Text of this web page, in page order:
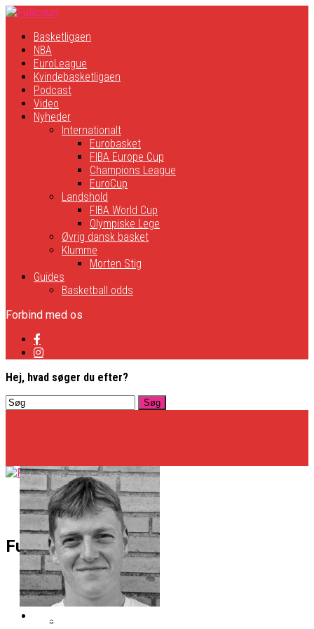
Basketligaen
NBA
EuroLeague
Kvindebasketligaen
Podcast
Video
Nyheder
Internationalt
Eurobasket
FIBA Europe Cup
Champions League
EuroCup
Landshold
FIBA World Cup
Olympiske Lege
Øvrig dansk basket
Klumme
Morten Stig
Guides
Basketball odds
Forbind med os
Hej, hvad søger du efter?
Fullcourt
Basketligaen
Officielt: Vejen Gafler Dansker Hos Rabbits
NBA